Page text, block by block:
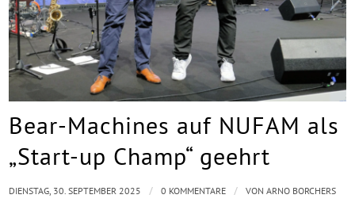
Bear-Machines auf NUFAM als
„Start-up Champ“ geehrt
DIENSTAG, 30. SEPTEMBER 2025 / 0 KOMMENTARE / VONARNO BORCHERS